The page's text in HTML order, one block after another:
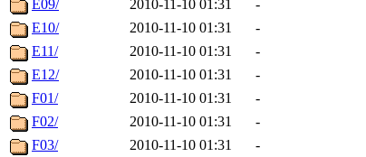
E09/
2010-11-10 01:31
-
E10/
2010-11-10 01:31
-
E11/
2010-11-10 01:31
-
E12/
2010-11-10 01:31
-
F01/
2010-11-10 01:31
-
F02/
2010-11-10 01:31
-
F03/
2010-11-10 01:31
-